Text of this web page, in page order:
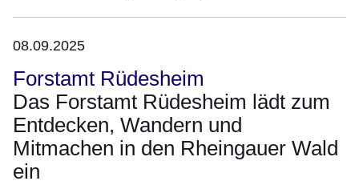
08.09.2025
Forstamt Rüdesheim
Das Forstamt Rüdesheim lädt zum
Entdecken, Wandern und
Mitmachen in den Rheingauer Wald
ein